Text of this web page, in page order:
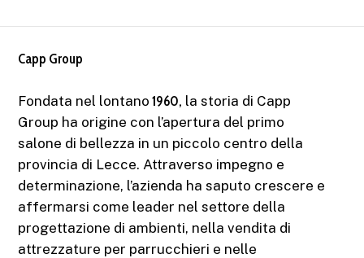
Capp Group
Fondata nel lontano 1960, la storia di Capp
Group ha origine con l’apertura del primo
salone di bellezza in un piccolo centro della
provincia di Lecce. Attraverso impegno e
determinazione, l’azienda ha saputo crescere e
affermarsi come leader nel settore della
progettazione di ambienti, nella vendita di
attrezzature per parrucchieri e nelle